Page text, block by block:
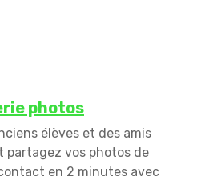
photos
élèves et des amis
partagez vos photos de
en 2 minutes avec